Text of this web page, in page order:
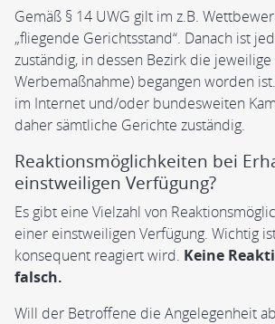
Gemäß § 14 UWG gilt im z.B.
„fliegende Gerichtsstand“. Danach ist
zuständig, in dessen Bezirk die jeweilige
Werbemaßnahme) begangen worden
im Internet und/oder bundesweiten
daher sämtliche Gerichte zuständig.
Reaktionsmöglichkeiten bei
einstweiligen Verfügung?
Es gibt eine Vielzahl von
einer einstweiligen Verfügung. Wichtig
konsequent reagiert wird. Keine
falsch.
Will der Betroffene die Angelegenheit